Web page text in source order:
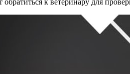
к ветеринару для